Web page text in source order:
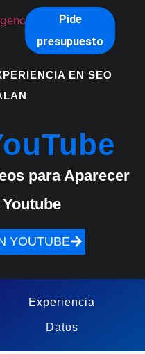
Pide
presupuesto
EN SEO
para Aparecer
YOUTUBE
Experiencia
Datos